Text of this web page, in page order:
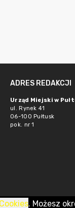
ADRES REDAKCJI
Urząd Miejski w
ul. Rynek 41
06-100 Pułtusk
pok. nr 1
. Możesz